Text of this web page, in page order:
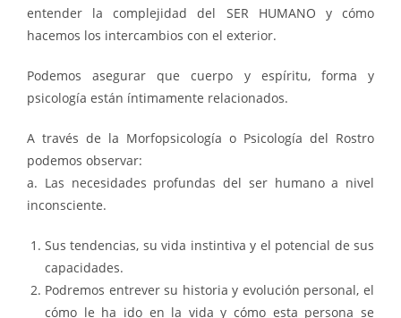
entender la complejidad del SER HUMANO y cómo
hacemos los intercambios con el exterior.
Podemos asegurar que cuerpo y espíritu, forma y
psicología están íntimamente relacionados.
A través de la Morfopsicología o Psicología del Rostro
podemos observar:
a. Las necesidades profundas del ser humano a nivel
inconsciente.
Sus tendencias, su vida instintiva y el potencial de sus
capacidades.
Podremos entrever su historia y evolución personal, el
cómo le ha ido en la vida y cómo esta persona se